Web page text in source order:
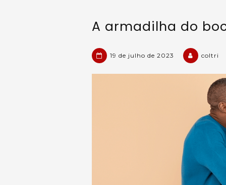
A armadilha do
19 de julho de 2023 coltri